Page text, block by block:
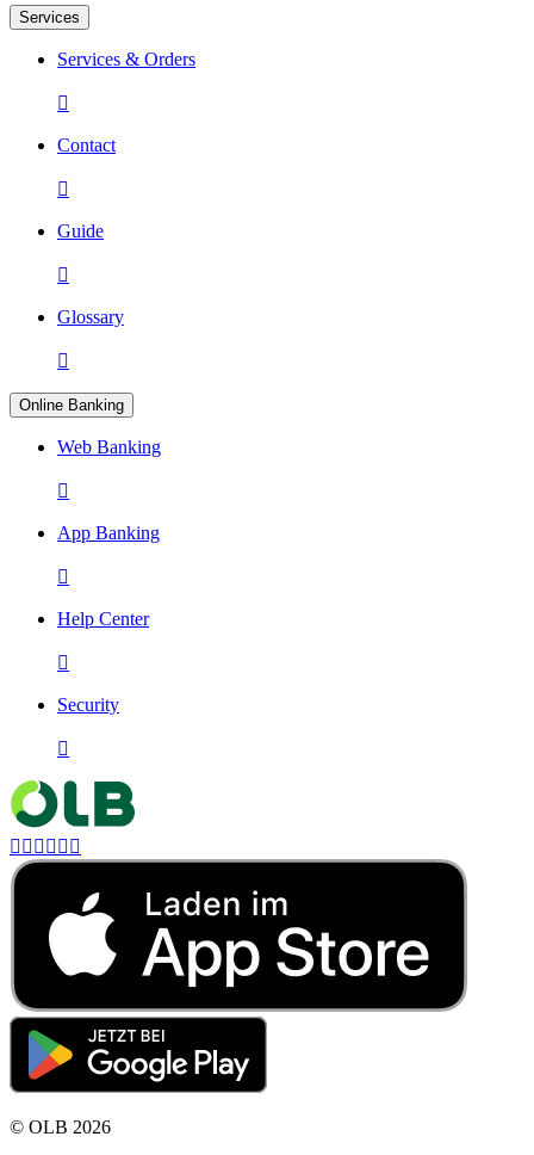
Services
Services & Orders

Contact

Guide

Glossary

Online Banking
Web Banking

App Banking

Help Center

Security

     
© OLB 2026